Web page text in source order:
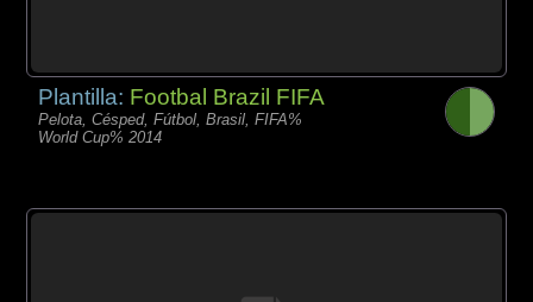
Plantilla: Footbal Brazil FIFA
Pelota, Césped, Fútbol, Brasil, FIFA%
World Cup% 2014